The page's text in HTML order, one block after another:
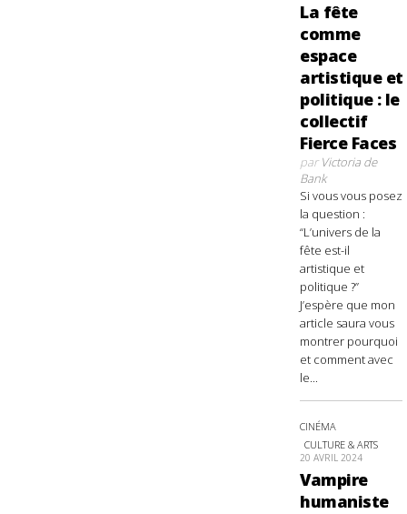
La fête
comme
espace
artistique et
politique : le
collectif
Fierce Faces
parVictoria de
Bank
Si vous vous posez
la question :
“L’univers de la
fête est-il
artistique et
politique ?”
J’espère que mon
article saura vous
montrer pourquoi
et comment avec
le...
CINÉMA
CULTURE & ARTS
20 AVRIL 2024
Vampire
humaniste